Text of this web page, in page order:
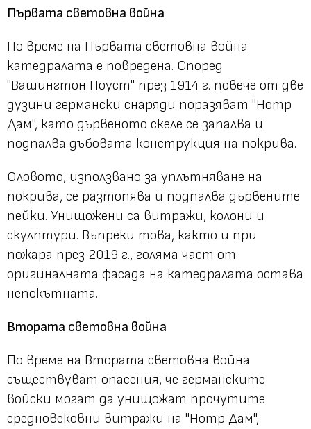
Първата световна война
По време на Първата световна война
катедралата е повредена. Според
"Вашингтон Поуст" през 1914 г. повече от две
дузини германски снаряди поразяват "Нотр
Дам", като дървеното скеле се запалва и
подпалва дъбовата конструкция на покрива.
Оловото, използвано за уплътняване на
покрива, се разтопява и подпалва дървените
пейки. Унищожени са витражи, колони и
скулптури. Въпреки това, както и при
пожара през 2019 г., голяма част от
оригиналната фасада на катедралата остава
непокътната.
Втората световна война
По време на Втората световна война
съществуват опасения, че германските
войски могат да унищожат прочутите
средновековни витражи на "Нотр Дам",